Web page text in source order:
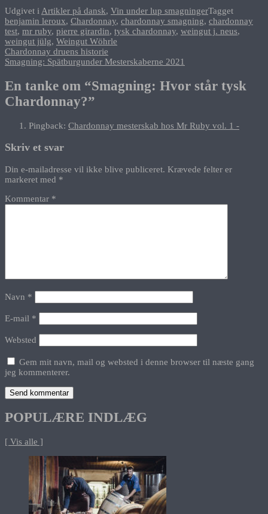
Udgivet iArtikler på dansk, Vin under lup smagningerTagget
benjamin leroux, Chardonnay, chardonnay smagning, chardonnay
test, mr ruby, pierre girardin, tysk chardonnay, weingut j. neus,
weingut jülg, Weingut Wöhrle
Indlægsnavigation
Chardonnay druens historie
Smagning: Spätburgunder Mesterskaberne 2021
En tanke om “Smagning: Hvor står tysk
Chardonnay?”
Pingback: Chardonnay mesterskab hos Mr Ruby vol. 1 -
Skriv et svar
Din e-mailadresse vil ikke blive publiceret. Krævede felter er
markeret med *
Kommentar *
Navn *
E-mail *
Websted
Gem mit navn, mail og websted i denne browser til næste gang
jeg kommenterer.
POPULÆRE INDLÆG
[ Vis alle ]